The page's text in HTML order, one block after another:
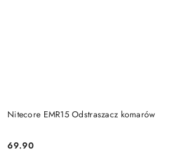
Nitecore EMR15 Odstraszacz komarów
Cena:
69.90